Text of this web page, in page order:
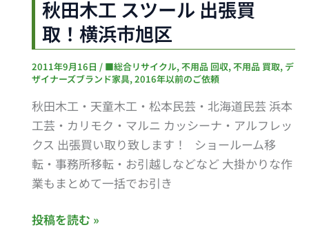
秋田木工 スツール 出張買
取！横浜市旭区
2011年9月16日 / ■総合リサイクル,不用品 回収,不用品 買取, デ
ザイナーズブランド家具,2016年以前のご依頼
秋田木工・天童木工・松本民芸・北海道民芸 浜本
工芸・カリモク・マルニ カッシーナ・アルフレッ
クス 出張買い取り致します！ ショールーム移
転・事務所移転・お引越しなどなど 大掛かりな作
業もまとめて一括でお引き
工
ツ
ー
出
張
買
取！
横
市
投稿を読む »